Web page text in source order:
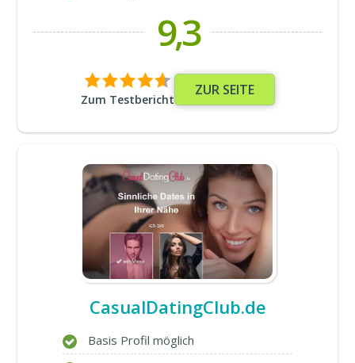
9,3
Zum Testbericht
ZUR SEITE
CasualDatingClub.de
Basis Profil möglich